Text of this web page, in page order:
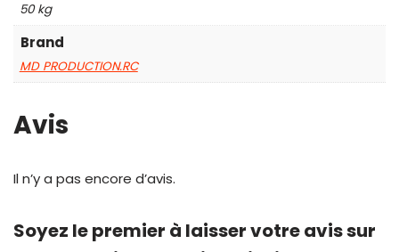
50 kg
Brand
MD PRODUCTION.RC
Avis
Il n’y a pas encore d’avis.
Soyez le premier à laisser votre avis sur